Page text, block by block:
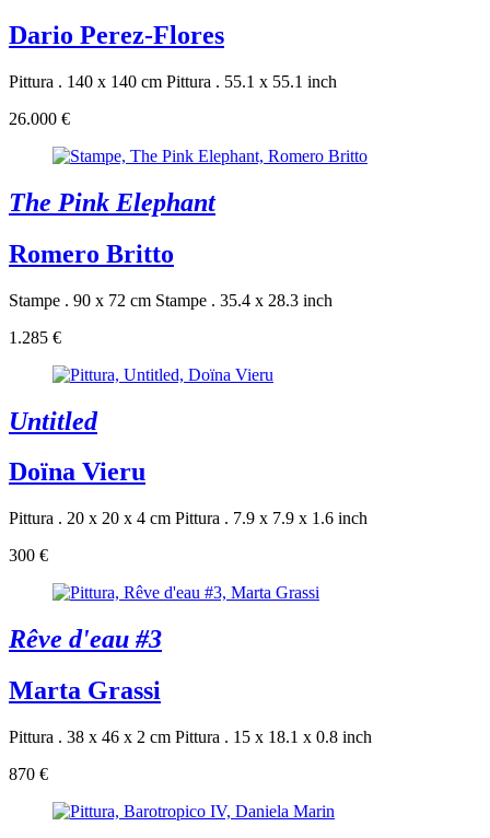
Dario Perez-Flores
Pittura . 140 x 140 cm Pittura . 55.1 x 55.1 inch
26.000 €
The Pink Elephant
Romero Britto
Stampe . 90 x 72 cm Stampe . 35.4 x 28.3 inch
1.285 €
Untitled
Doïna Vieru
Pittura . 20 x 20 x 4 cm Pittura . 7.9 x 7.9 x 1.6 inch
300 €
Rêve d'eau #3
Marta Grassi
Pittura . 38 x 46 x 2 cm Pittura . 15 x 18.1 x 0.8 inch
870 €